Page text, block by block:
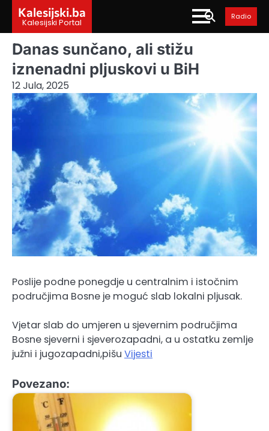
content
Kalesijski.ba
Kalesijski Portal
Radio
Danas sunčano, ali stižu
iznenadni pljuskovi u BiH
12 Jula, 2025
Poslije podne ponegdje u centralnim i istočnim
područjima Bosne je moguć slab lokalni pljusak.
Vjetar slab do umjeren u sjevernim područjima
Bosne sjeverni i sjeverozapadni, a u ostatku zemlje
južni i jugozapadni,pišu Vijesti
Povezano: